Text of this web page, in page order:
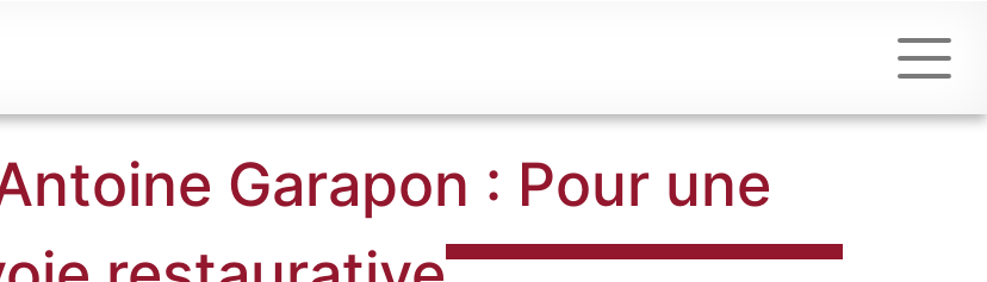
Garapon : Pour une